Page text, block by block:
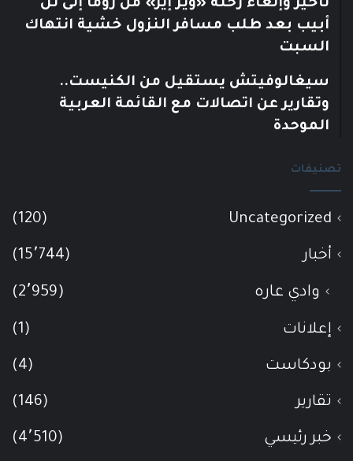
تأخير وإلغاء رحلة «ويز إير» من روما إلى تل
أبيب بعد طلب مسافر النزول خشية انتهاك
السبت
سيغالوفيتش يستقيل من الكنيست..
وتقارير عن اتصالات مع القائمة العربية
الموحدة
تصنيفات
Uncategorized
(120)
أخبار (15٬744)
وادي عاره (2٬959)
إعلانات (1)
بودكاست (4)
تقارير (146)
خبر رئيسي (4٬510)